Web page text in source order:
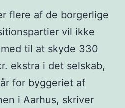
flere af de borgerlige
vil ikke
til at skyde 330
ekstra i det selskab,
for byggeriet af
i Aarhus, skriver